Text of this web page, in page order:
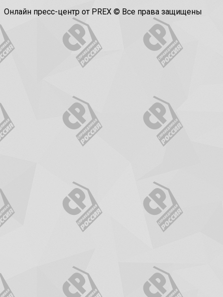
Онлайн пресс-центр от PREX © Все права защищены